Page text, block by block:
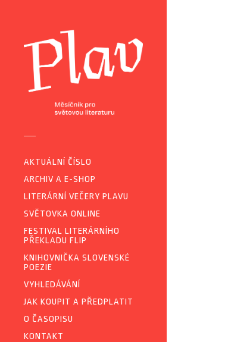
AKTUÁLNÍ ČÍSLO
ARCHIV A E-SHOP
LITERÁRNÍ VEČERY PLAVU
SVĚTOVKA ONLINE
FESTIVAL LITERÁRNÍHO
PŘEKLADU FLIP
KNIHOVNIČKA SLOVENSKÉ
POEZIE
VYHLEDÁVÁNÍ
JAK KOUPIT A PŘEDPLATIT
O ČASOPISU
KONTAKT